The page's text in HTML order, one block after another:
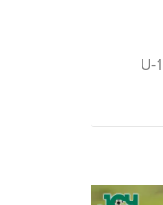
U-